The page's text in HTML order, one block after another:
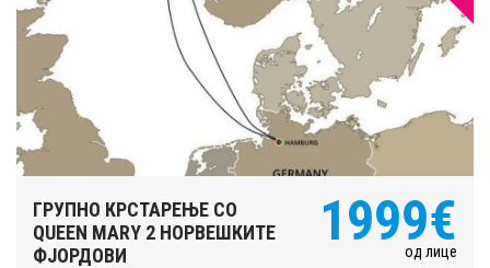
ГРУПНО КРСТАРЕЊЕ СО
QUEEN MARY 2 НОРВЕШКИТЕ
ФЈОРДОВИ
1999€
од лице